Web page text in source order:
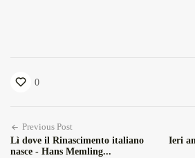
0
Previous Post
Lì dove il Rinascimento italiano
nasce - Hans Memling...
Ieri